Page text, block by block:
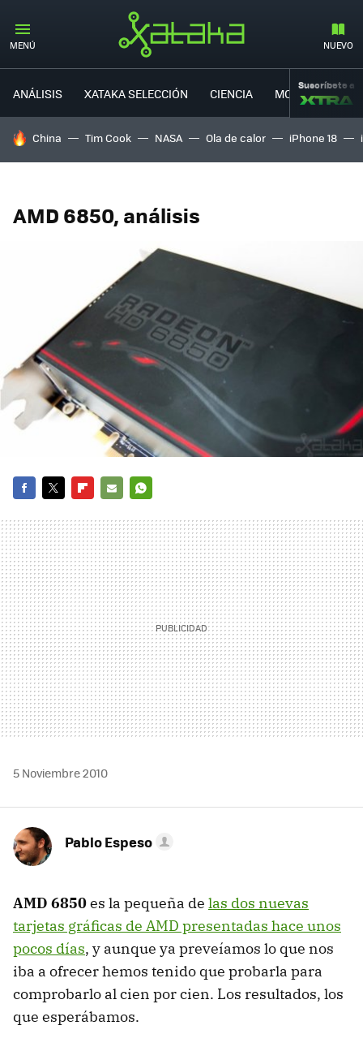
MENÚ NUEVO
ANÁLISIS XATAKA SELECCIÓN CIENCIA MOVILIDAD
Suscríbete a
HOY SE HABLA DE
China Tim Cook NASA Ola de calor iPhone 18
AMD 6850, análisis
MAIL
5 Noviembre 2010
Pablo Espeso
AMD 6850es la pequeña de las dos nuevas
tarjetas gráficas de AMD presentadas hace unos
pocos días, y aunque ya preveíamos lo que nos
iba a ofrecer hemos tenido que probarla para
comprobarlo al cien por cien. Los resultados, los
que esperábamos.